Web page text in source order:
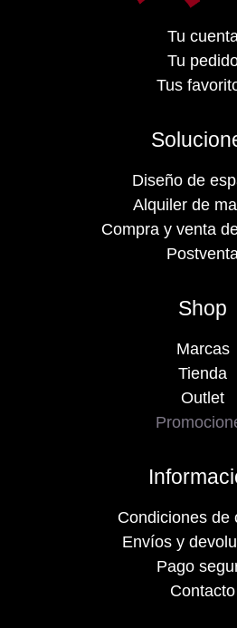
Tu
Tu
Tus
Diseño de
Alquiler de
Compra y venta
Shop
Marcas
Tienda
Outlet
Condiciones de
Envíos y
Pago
Contacto